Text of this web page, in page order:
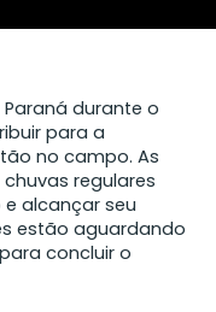
durante o
para a
no campo. As
regulares
alcançar seu
estão aguardando
concluir o